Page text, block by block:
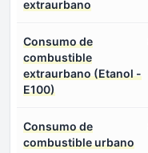
extraurbano
Consumo de
combustible
extraurbano (Etanol -
E100)
Consumo de
combustible urbano